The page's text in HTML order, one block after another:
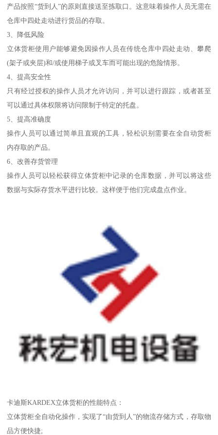
产品按照“货到人”的原则直接送至拣取口。这意味着操作人员无需在
仓库中四处走动进行货品的存取。
3、降低风险
立体货柜使用户能够避免因操作人员在传统仓库中四处走动、攀爬
(架子或夹层)和/或使用梯子或叉车而可能出现的危险情形。
4、提高安全性
只有经过授权的操作人员才允许访问，并可以进行跟踪，或者甚至
可以通过具体权限将访问限制于特定的托盘。
5、提高准确度
操作人员可以通过简单且直观的工具，轻松识别需要在全自动货柜
内存取的产品。
6、改善存货管理
操作人员可以轻松获得立体货柜中记录的仓库数据，并可以将这些
数据与实际存货水平进行比较。这样便于他们完成盘点作业。
卡迪斯KARDEX立体货柜的性能特点：
立体货柜全自动化操作，实现了“由货到人”的物流存储方式，存取物
品方便快捷;